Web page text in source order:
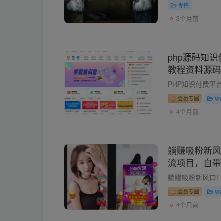
专栏
3个月前
php源码知
教程资料源
会员专属
4个月前
躺赚吸粉新
流项目，自
能轻松上手
会员专属
4个月前